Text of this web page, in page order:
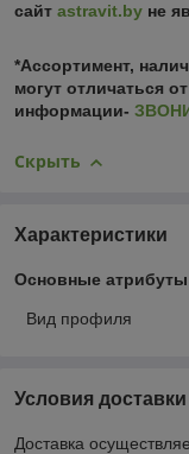
сайт astravit.by не
*Ассортимент,
могут отличаться
информации-
Скрыть
Характеристики
Основные атрибуты
Вид профиля
Условия доставки
Доставка